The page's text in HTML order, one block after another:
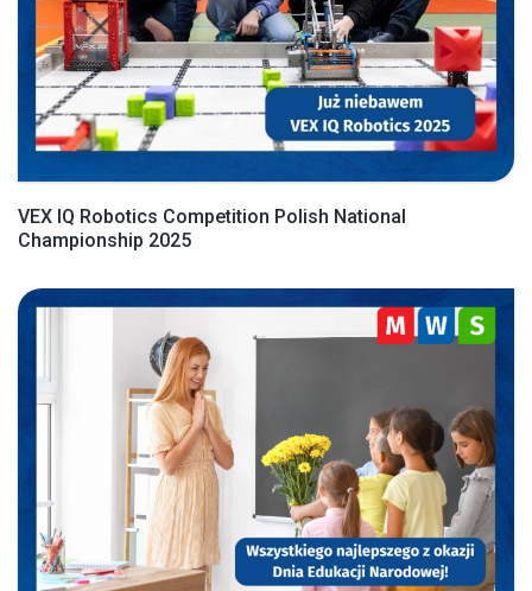
VEX IQ Robotics Competition Polish National
Championship 2025